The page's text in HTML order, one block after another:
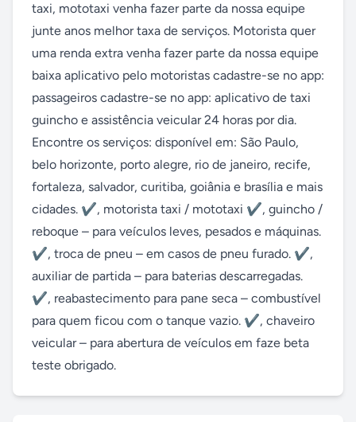
taxi, mototaxi venha fazer parte da nossa equipe
junte anos melhor taxa de serviços. Motorista quer
uma renda extra venha fazer parte da nossa equipe
baixa aplicativo pelo motoristas cadastre-se no app:
passageiros cadastre-se no app: aplicativo de taxi
guincho e assistência veicular 24 horas por dia.
Encontre os serviços: disponível em: São Paulo,
belo horizonte, porto alegre, rio de janeiro, recife,
fortaleza, salvador, curitiba, goiânia e brasília e mais
cidades. ✔, motorista taxi / mototaxi ✔, guincho /
reboque – para veículos leves, pesados e máquinas.
✔, troca de pneu – em casos de pneu furado. ✔,
auxiliar de partida – para baterias descarregadas.
✔, reabastecimento para pane seca – combustível
para quem ficou com o tanque vazio. ✔, chaveiro
veicular – para abertura de veículos em faze beta
teste obrigado.